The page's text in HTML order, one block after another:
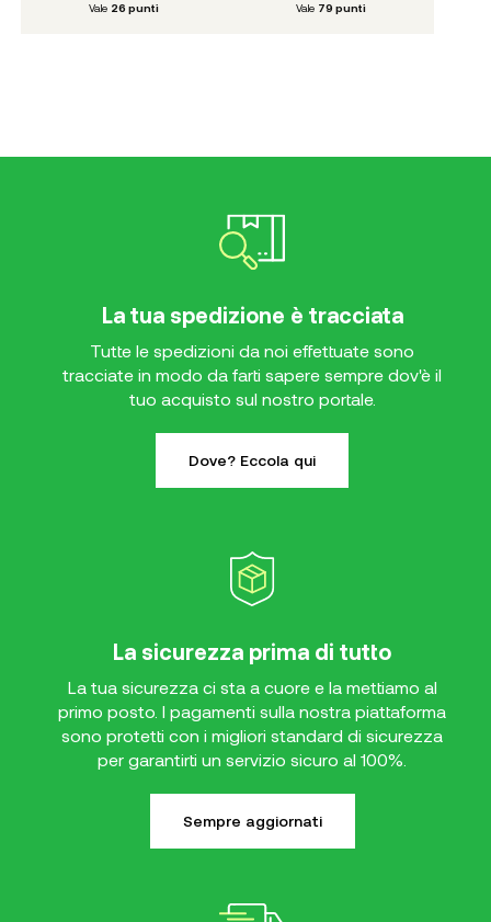
Vale 26 punti Vale 79 punti
La tua spedizione è tracciata
Tutte le spedizioni da noi effettuate sono
tracciate in modo da farti sapere sempre dov'è il
tuo acquisto sul nostro portale.
Dove? Eccola qui
La sicurezza prima di tutto
La tua sicurezza ci sta a cuore e la mettiamo al
primo posto. I pagamenti sulla nostra piattaforma
sono protetti con i migliori standard di sicurezza
per garantirti un servizio sicuro al 100%.
Sempre aggiornati